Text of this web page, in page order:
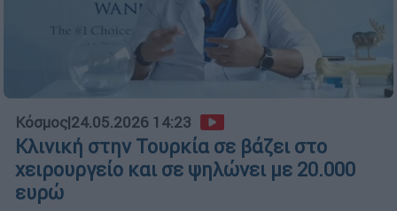
Κόσμος|24.05.2026 14:23
Κλινική στην Τουρκία σε βάζει στο
χειρουργείο και σε ψηλώνει με 20.000
ευρώ